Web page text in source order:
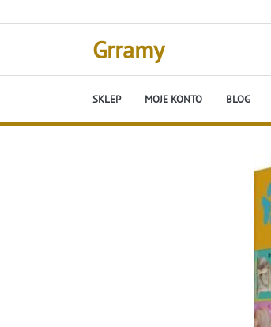
to
Grramy
SKLEP MOJE KONTO BLOG